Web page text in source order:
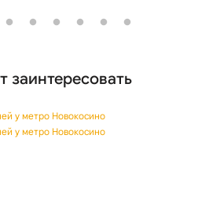
заинтересовать
у метро Новокосино
у метро Новокосино